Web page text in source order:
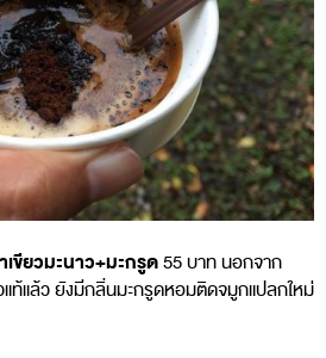
เขียวมะนาว+มะกรูด55 บาท นอกจาก
ท้แล้ว ยังมีกลิ่นมะกรูดหอมติดจมูกแปลกใหม่